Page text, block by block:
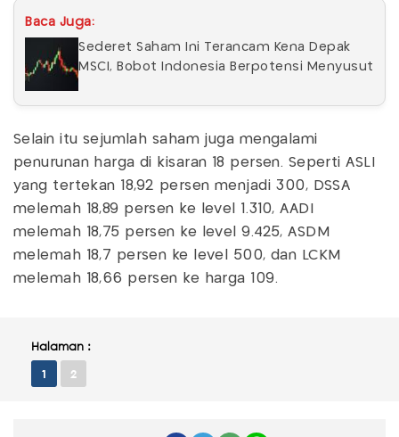
Baca Juga:
Sederet Saham Ini Terancam Kena Depak
MSCI, Bobot Indonesia Berpotensi Menyusut
Selain itu sejumlah saham juga mengalami
penurunan harga di kisaran 18 persen. Seperti ASLI
yang tertekan 18,92 persen menjadi 300, DSSA
melemah 18,89 persen ke level 1.310, AADI
melemah 18,75 persen ke level 9.425, ASDM
melemah 18,7 persen ke level 500, dan LCKM
melemah 18,66 persen ke harga 109.
Halaman :
1 2